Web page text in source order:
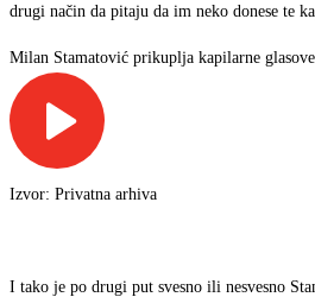
drugi način da pitaju da im neko donese te
Milan Stamatović prikuplja kapilarne
Izvor: Privatna arhiva
I tako je po drugi put svesno ili nesvesno